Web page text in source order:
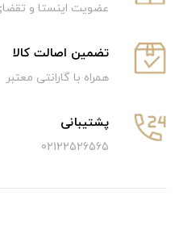
عضویت اینستا و
تضمین اصالت کالا
همراه با گارانتی معتبر
پشتیبانی
02122526565